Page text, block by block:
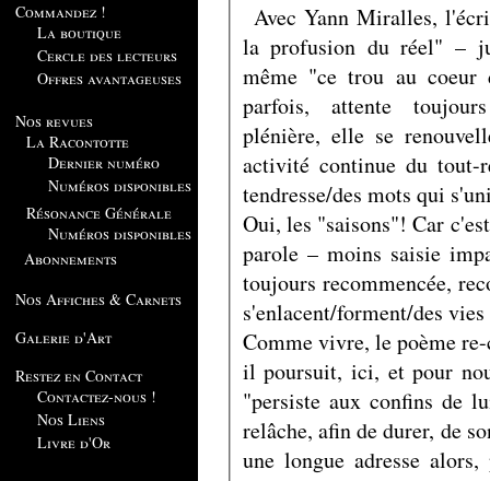
Commandez !
La boutique
Cercle des lecteurs
Offres avantageuses
Nos revues
La Racontotte
Dernier numéro
Numéros disponibles
Résonance Générale
Numéros disponibles
Abonnements
Nos Affiches & Carnets
Galerie d'Art
Restez en Contact
Contactez-nous !
Nos Liens
Livre d'Or
Avec Yann Miralles,
la profusion du réel" –
même "ce trou au coeur
parfois, attente
plénière, elle se
activité continue du
tendresse/des mots qui
Oui, les "saisons"! Car
parole – moins saisie
toujours recommencée,
s'enlacent/forment/des
Comme vivre, le poème
il poursuit, ici, et pour
"persiste aux confins de
relâche, afin de durer, de
une longue adresse